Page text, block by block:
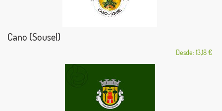
Cano (Sousel)
Desde: 13,18 €